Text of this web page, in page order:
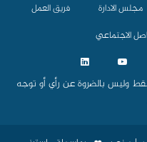
مجلس الادارة
فريق العمل
الاجتماعي
وليس بالضروة عن رأي أو توجه